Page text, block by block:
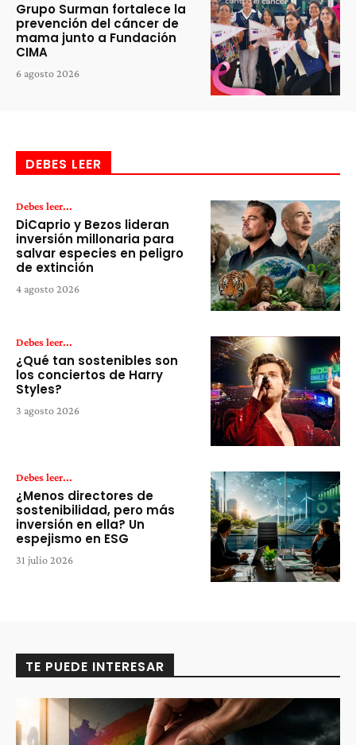
Grupo Surman fortalece la
prevención del cáncer de
mama junto a Fundación
CIMA
6 agosto 2026
DEBES LEER
Debes leer...
DiCaprio y Bezos lideran
inversión millonaria para
salvar especies en peligro
de extinción
4 agosto 2026
Debes leer...
¿Qué tan sostenibles son
los conciertos de Harry
Styles?
3 agosto 2026
Debes leer...
¿Menos directores de
sostenibilidad, pero más
inversión en ella? Un
espejismo en ESG
31 julio 2026
TE PUEDE INTERESAR